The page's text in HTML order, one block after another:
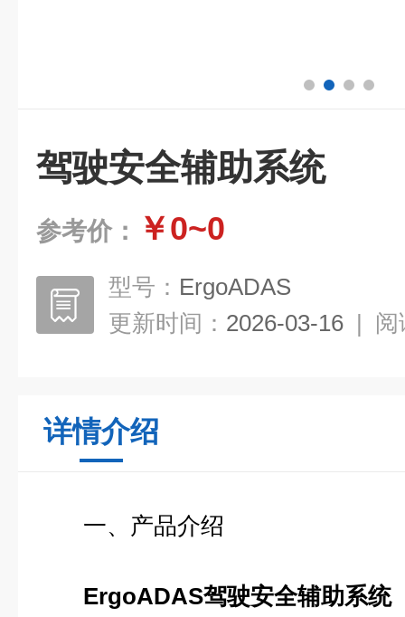
驾驶安全辅助系统
参考价： ￥0~0
型号： ErgoADAS
更新时间： 2026-03-16 | 阅
详情介绍
一、产品介绍
ErgoADAS驾驶安全辅助系统